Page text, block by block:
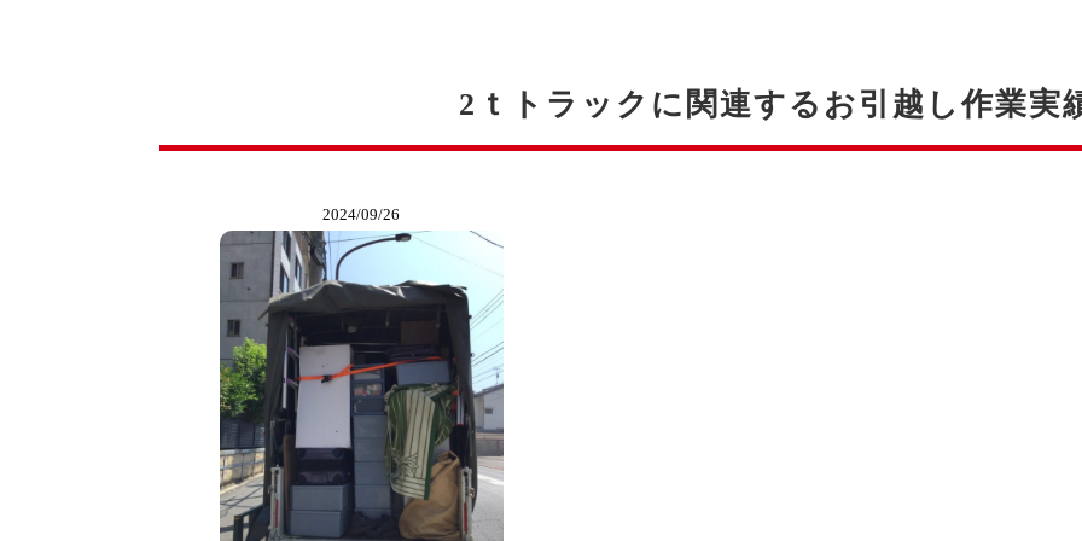
2ｔトラックに関連するお引越し作業実
2024/09/26